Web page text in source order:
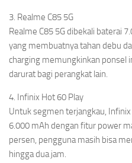
3. Realme C85 5G
Realme C85 5G dibekali baterai
yang membuatnya tahan debu
charging memungkinkan ponsel
darurat bagi perangkat lain.
4. Infinix Hot 60 Play
Untuk segmen terjangkau,
6.000 mAh dengan fitur power
persen, pengguna masih bisa
hingga dua jam.